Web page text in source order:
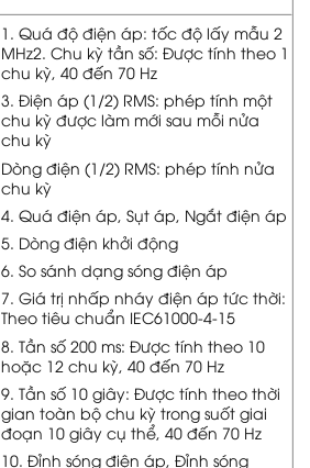
1. Quá độ điện áp: tốc độ lấy mẫu 2
MHz2. Chu kỳ tần số: Được tính theo 1
chu kỳ, 40 đến 70 Hz
3. Điện áp (1/2) RMS: phép tính một
chu kỳ được làm mới sau mỗi nửa
chu kỳ
Dòng điện (1/2) RMS: phép tính nửa
chu kỳ
4. Quá điện áp, Sụt áp, Ngắt điện áp
5. Dòng điện khởi động
6. So sánh dạng sóng điện áp
7. Giá trị nhấp nháy điện áp tức thời:
Theo tiêu chuẩn IEC61000-4-15
8. Tần số 200 ms: Được tính theo 10
hoặc 12 chu kỳ, 40 đến 70 Hz
9. Tần số 10 giây: Được tính theo thời
gian toàn bộ chu kỳ trong suốt giai
đoạn 10 giây cụ thể, 40 đến 70 Hz
10. Đỉnh sóng điện áp, Đỉnh sóng